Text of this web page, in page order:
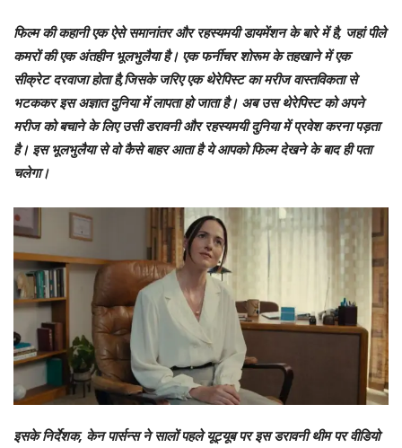
फिल्म की कहानी एक ऐसे समानांतर और रहस्यमयी डायमेंशन के बारे में है, जहां पीले
कमरों की एक अंतहीन भूलभुलैया है। एक फर्नीचर शोरूम के तहखाने में एक
सीक्रेट दरवाजा होता है,जिसके जरिए एक थेरेपिस्ट का मरीज वास्तविकता से
भटककर इस अज्ञात दुनिया में लापता हो जाता है। अब उस थेरेपिस्ट को अपने
मरीज को बचाने के लिए उसी डरावनी और रहस्यमयी दुनिया में प्रवेश करना पड़ता
है। इस भूलभुलैया से वो कैसे बाहर आता है ये आपको फिल्म देखने के बाद ही पता
चलेगा।
इसके निर्देशक, केन पार्सन्स ने सालों पहले यूट्यूब पर इस डरावनी थीम पर वीडियो